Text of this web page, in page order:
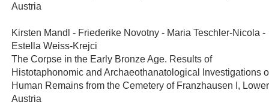
Austria
Kirsten Mandl - Friederike Novotny - Maria Teschler-Nicola -
Estella Weiss-Krejci
The Corpse in the Early Bronze Age. Results of
Histotaphonomic and Archaeothanatological Investigations
Human Remains from the Cemetery of Franzhausen I, Lower
Austria